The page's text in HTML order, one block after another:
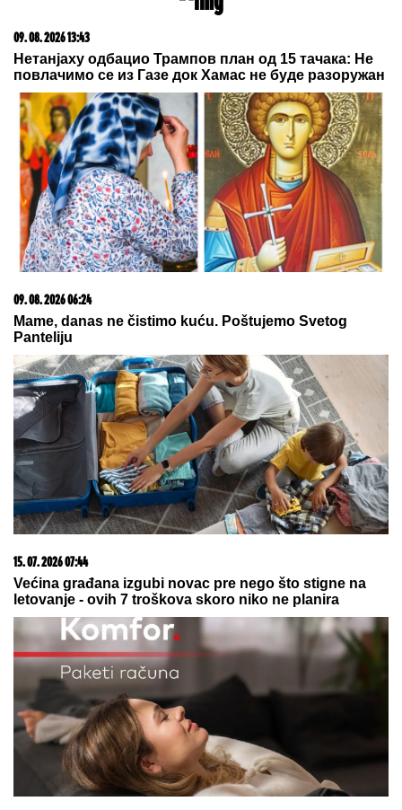
Hibrid broj 1 koji osvaja Evropu, sada po specijalnoj
03. 08. 2026 07:31
25.000 kupaca već kupuje uz PerSu Extra. A ti? Saznaj
05. 08. 2026 06:45
Šta dete nasleđuje od oca, a šta od majke? Sve što
09. 08. 2026 13:43
Нетанјаху одбацио Трампов план од 15 тачака: Не
повлачимо се из Газе док Хамас не буде разоружан